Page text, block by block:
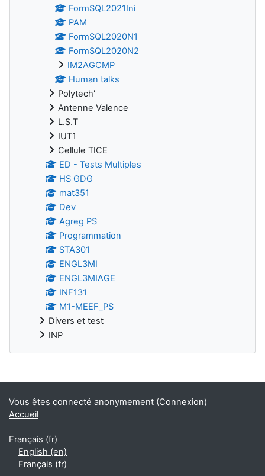
FormSQL2021Ini
PAM
FormSQL2020N1
FormSQL2020N2
IM2AGCMP
Human talks
Polytech'
Antenne Valence
L.S.T
IUT1
Cellule TICE
ED - Tests Multiples
HS GDG
mat351
Dev
Agreg PS
Programmation
STA301
ENGL3MI
ENGL3MIAGE
INF131
M1-MEEF_PS
Divers et test
INP
Blocs supplémentaires
Vous êtes connecté anonymement (Connexion)
Accueil
Français ‎(fr)‎
English ‎(en)‎
Français ‎(fr)‎